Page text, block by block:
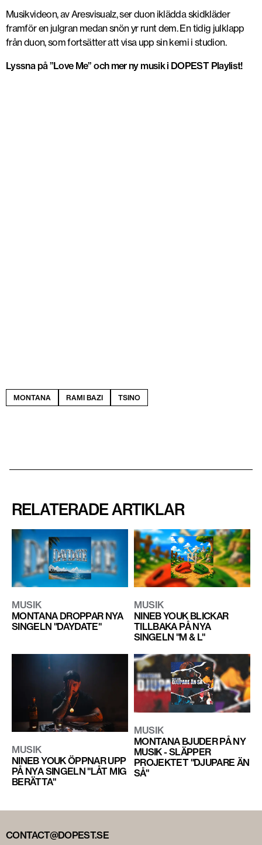
Musikvideon, av Aresvisualz, ser duon iklädda skidkläder
framför en julgran medan snön yr runt dem. En tidig julklapp
från duon, som fortsätter att visa upp sin kemi i studion.
Lyssna på ”Love Me” och mer ny musik i DOPEST Playlist!
MONTANA RAMI BAZI TSINO
RELATERADE ARTIKLAR
MUSIK
MONTANA DROPPAR NYA
SINGELN "DAYDATE"
MUSIK
NINEB YOUK BLICKAR
TILLBAKA PÅ NYA
SINGELN "M & L"
MUSIK
NINEB YOUK ÖPPNAR UPP
PÅ NYA SINGELN "LÅT MIG
BERÄTTA"
MUSIK
MONTANA BJUDER PÅ NY
MUSIK - SLÄPPER
PROJEKTET "DJUPARE ÄN
SÅ"
CONTACT@DOPEST.SE